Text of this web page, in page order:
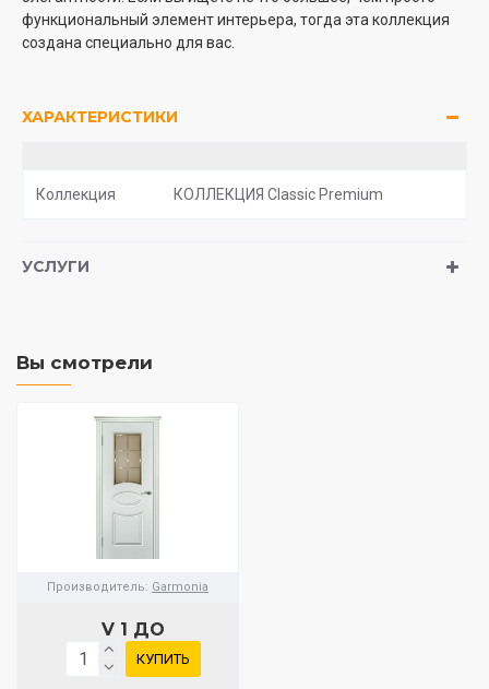
функциональный элемент интерьера, тогда эта коллекция
создана специально для вас.
ХАРАКТЕРИСТИКИ
Коллекция КОЛЛЕКЦИЯ Classic Premium
УСЛУГИ
Вы смотрели
Производитель: Garmonia
V 1 ДО
КУПИТЬ